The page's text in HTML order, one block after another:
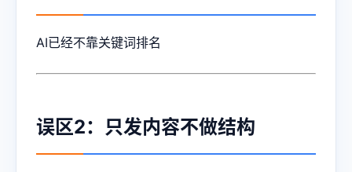
AI已经不靠关键词排名
误区2：只发内容不做结构